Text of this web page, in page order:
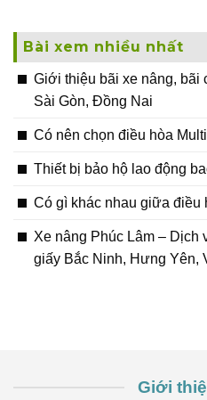
Bài xem nhiều nhất
Giới thiệu bãi xe nâng, bãi
Sài Gòn, Đồng Nai
Có nên chọn điều hòa
Thiết bị bảo hộ lao động
Có gì khác nhau giữa điều
Xe nâng Phúc Lâm – Dịch
giấy Bắc Ninh, Hưng Yên,
Giới